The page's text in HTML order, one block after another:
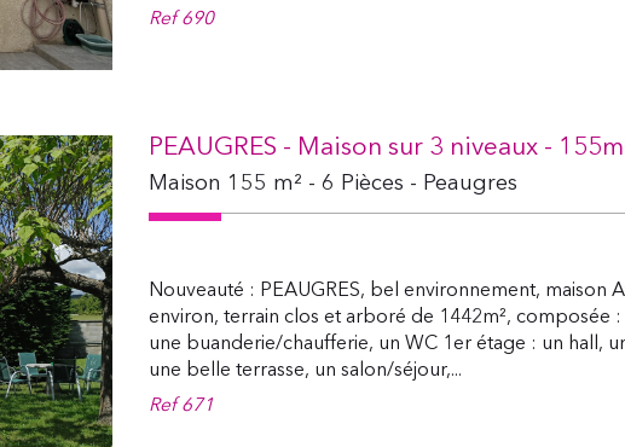
Ref690
PEAUGRES - Maison sur 3 niveaux -
Maison 155 m² - 6 Pièces - Peaugres
Nouveauté : PEAUGRES, bel environnement, maison
environ, terrain clos et arboré de 1442m², composée
une buanderie/chaufferie, un WC 1er étage : un hall,
une belle terrasse, un salon/séjour,...
Ref671